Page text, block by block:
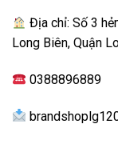
Địa chỉ: Số 3
Long Biên, Quận
0388896889